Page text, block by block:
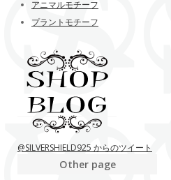
アニマルモチーフ
プラントモチーフ
@SILVERSHIELD925 からのツイート
Other page